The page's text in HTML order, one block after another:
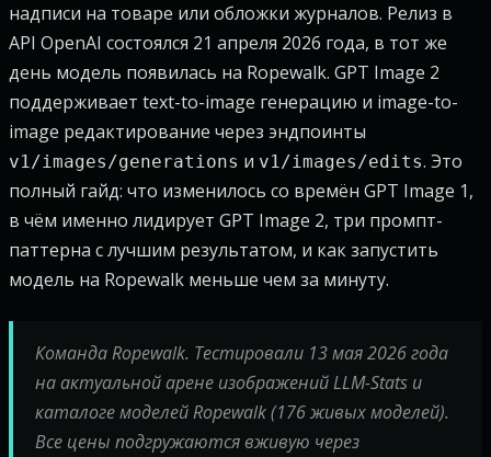
надписи на товаре или обложки журналов. Релиз в
API OpenAI состоялся 21 апреля 2026 года, в тот же
день модель появилась на Ropewalk. GPT Image 2
поддерживает text-to-image генерацию и image-to-
image редактирование через эндпоинты
v1/images/generations и v1/images/edits. Это
полный гайд: что изменилось со времён GPT Image 1,
в чём именно лидирует GPT Image 2, три промпт-
паттерна с лучшим результатом, и как запустить
модель на Ropewalk меньше чем за минуту.
Команда Ropewalk. Тестировали 13 мая 2026 года
на актуальной арене изображений LLM-Stats и
каталоге моделей Ropewalk (176 живых моделей).
Все цены подгружаются вживую через